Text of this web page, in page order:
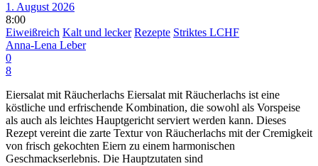
1. August 2026
8:00
Eiweißreich Kalt und lecker Rezepte Striktes LCHF
Anna-Lena Leber
0
8
Eiersalat mit Räucherlachs Eiersalat mit Räucherlachs ist eine
köstliche und erfrischende Kombination, die sowohl als Vorspeise
als auch als leichtes Hauptgericht serviert werden kann. Dieses
Rezept vereint die zarte Textur von Räucherlachs mit der Cremigkeit
von frisch gekochten Eiern zu einem harmonischen
Geschmackserlebnis. Die Hauptzutaten sind